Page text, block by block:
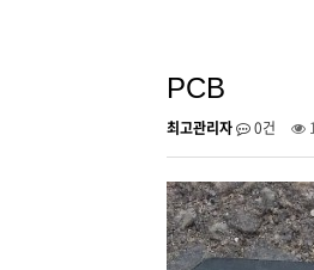
PCB
최고관리자 0건